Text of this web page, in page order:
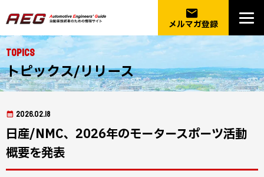
email
メルマガ登録
Topics
トピックス/リリース
2026.02.18
日産/NMC、2026年のモータースポーツ活動
概要を発表